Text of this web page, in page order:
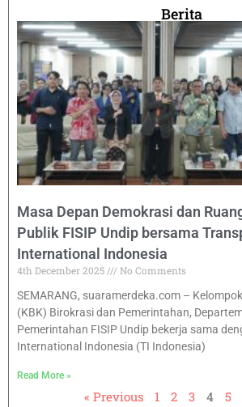
Berita
Masa Depan Demokrasi dan
Publik FISIP Undip bersama
International Indonesia
4th December 2025
No Comments
SEMARANG, suaramerdeka.com –
(KBK) Birokrasi dan Pemerintahan,
Pemerintahan FISIP Undip bekerja sama
International Indonesia (TI Indonesia)
Read More »
« Previous 1 2 3 4 5